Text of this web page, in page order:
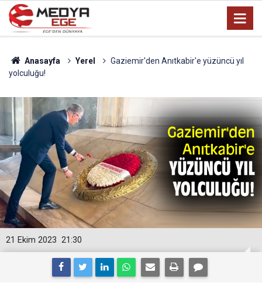
Anasayfa Yerel
Gaziemir'den Anıtkabir'e yüzüncü yıl
yolculuğu!
21:30
21 Ekim 2023